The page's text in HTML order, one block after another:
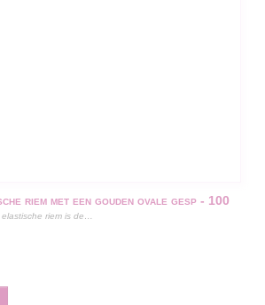
riem met een gouden ovale gesp - 100
riem is de…